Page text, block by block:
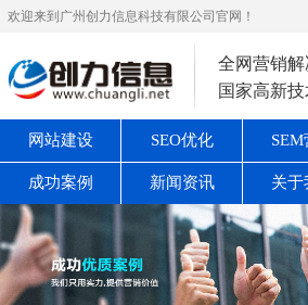
欢迎来到广州创力信息科技有限公司官网！
全网营销
国家高新
网站建设 SEO优化
成功案例 新闻资讯 关于